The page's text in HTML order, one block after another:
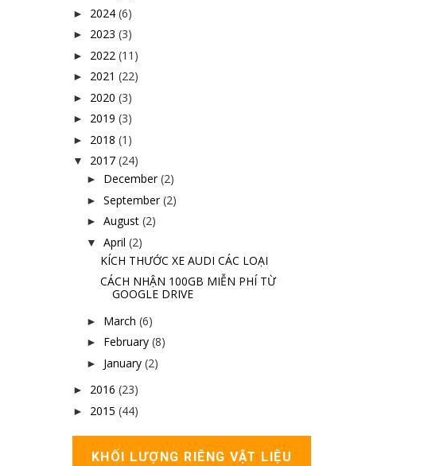
► 2024 (6)
► 2023 (3)
► 2022 (11)
► 2021 (22)
► 2020 (3)
► 2019 (3)
► 2018 (1)
▼ 2017 (24)
► December (2)
► September (2)
► August (2)
▼ April (2)
KÍCH THƯỚC XE AUDI CÁC LOẠI
CÁCH NHẬN 100GB MIỄN PHÍ TỪ
GOOGLE DRIVE
► March (6)
► February (8)
► January (2)
► 2016 (23)
► 2015 (44)
KHỐI LƯỢNG RIÊNG VẬT LIỆU